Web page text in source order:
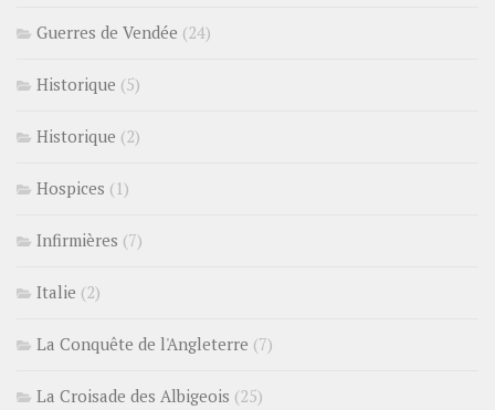
Guerres de Vendée (24)
Historique (5)
Historique (2)
Hospices (1)
Infirmières (7)
Italie (2)
La Conquête de l'Angleterre (7)
La Croisade des Albigeois (25)